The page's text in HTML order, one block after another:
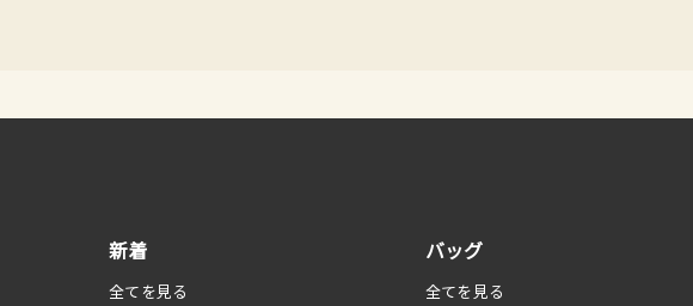
新着
全てを見る
バッグ
全てを見る